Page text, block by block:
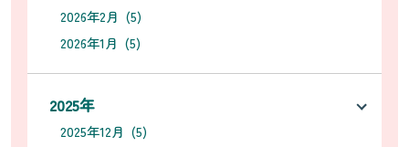
2026年2月 (5)
2026年1月 (5)
2025年
2025年12月 (5)